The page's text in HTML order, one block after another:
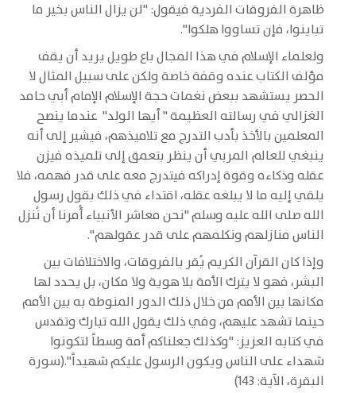
ظاهرة الفروقات الفردية فيقول: "لن يزال الناس بخير ما
تباينوا، فإن تساووا هلكوا".
ولعلماء الإسلام في هذا المجال باع طويل يريد أن يقف
مؤلف الكتاب عنده وقفة خاصة ولكن على سبيل المثال لا
الحصر يستشهد ببعض نغمات حجة الإسلام الإمام أبي حامد
الغزالي في رسالته العظيمة " أيها الولد" عندما ينصح
المعلمين بالأخذ بأدب التدرج مع تلاميذهم، فيشير إلى أنه
ينبغي للعالم المربي أن ينظر بتعمق إلى تلميذه فيزن
عقله وذكاءه وقوة إدراكه فيتدرج معه على قدر فهمه، فلا
يلقي إليه ما لا يبلغه عقله، اقتداء في ذلك بقول رسول
الله صلى الله عليه وسلم "نحن معاشر الأنبياء أُمرنا أن نُنزل
الناس منازلهم ونكلمهم على قدر عقولهم".
وإذا كان القرآن الكريم يُقر بالفروقات، والاختلافات بين
البشر، فهو لا يترك الأمة بلا هوية ولا مكان، بل يحدد لها
مكانها بين الأمم من خلال ذلك الدور المنوطة به بين الأمم
حينما تشهد عليهم، وفي ذلك يقول الله تبارك وتقدس
في كتابه العزيز: "وكذلك جعلناكم أمة وسطاً لتكونوا
شهداء على الناس ويكون الرسول عليكم شهيداً".(سورة
البقرة، الآية: 143)